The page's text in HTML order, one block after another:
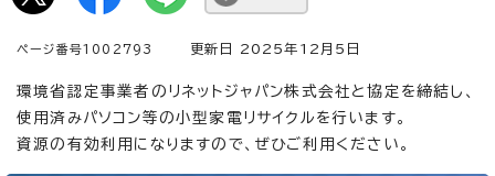
ページ番号1002793 更新日 2025年12月5日
環境省認定事業者のリネットジャパン株式会社と協定を締結し、
使用済みパソコン等の小型家電リサイクルを行います。
資源の有効利用になりますので、ぜひご利用ください。